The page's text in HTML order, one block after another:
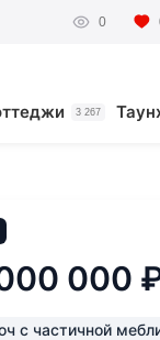
0
3 267
000
с частичной